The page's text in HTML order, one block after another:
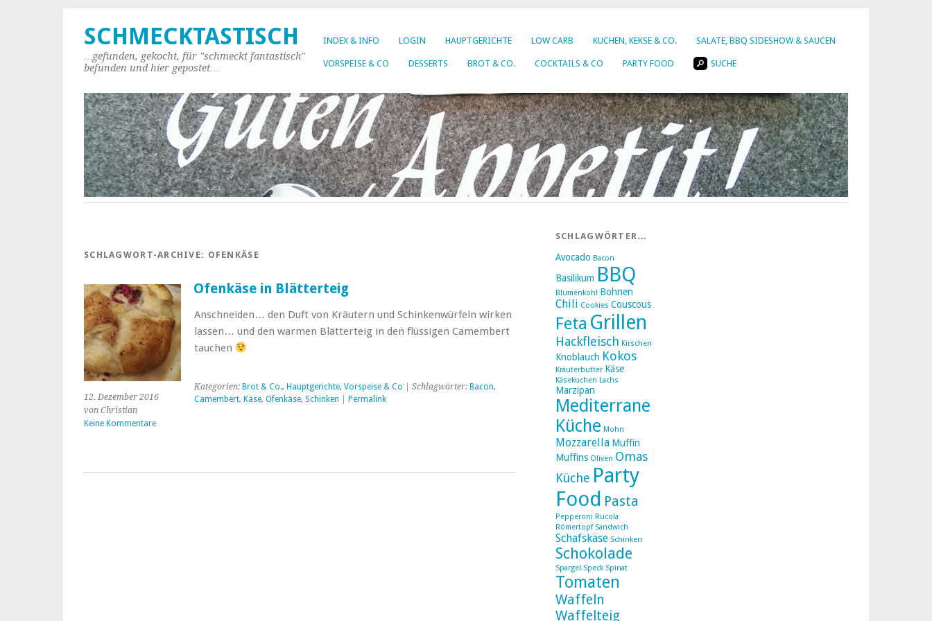
INDEX & INFO LOGIN HAUPTGERICHTE LOW CARB KUCHEN, KEKSE & CO. SALATE, BBQ SIDESHOW & SAUCEN
VORSPEISE & CO DESSERTS BROT & CO. COCKTAILS & CO PARTY FOOD SUCHE
SCHMECKTASTISCH
…gefunden, gekocht, für "schmeckt fantastisch"
befunden und hier gepostet…
SCHLAGWORT-ARCHIVE: OFENKÄSE
12. Dezember 2016
von Christian
Keine Kommentare
Ofenkäse in Blätterteig
Anschneiden… den Duft von Kräutern und Schinkenwürfeln wirken
lassen… und den warmen Blätterteig in den flüssigen Camembert
tauchen
Kategorien: Brot & Co., Hauptgerichte, Vorspeise & Co | Schlagwörter: Bacon,
Camembert, Käse, Ofenkäse, Schinken Permalink
SCHLAGWÖRTER…
Avocado Bacon
Basilikum BBQ
Blumenkohl Bohnen
Chili Cookies Couscous
Feta Grillen
Hackfleisch Kirschen
Knoblauch Kokos
Kräuterbutter Käse
Käsekuchen Lachs
Marzipan
Mediterrane
Küche Mohn
Mozzarella Muffin
Muffins Oliven Omas
Küche Party
Food Pasta
Pepperoni Rucola
Römertopf Sandwich
Schafskäse Schinken
Schokolade
Spargel Speck Spinat
Tomaten
Waffeln
Waffelteig